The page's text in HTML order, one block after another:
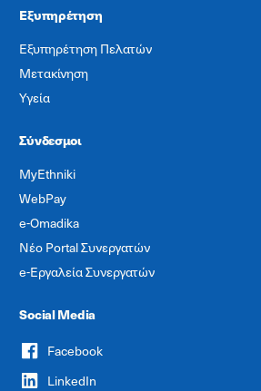
Εξυπηρέτηση
Εξυπηρέτηση Πελατών
Μετακίνηση
Υγεία
Σύνδεσμοι
MyEthniki
WebPay
e-Omadika
Νέο Portal Συνεργατών
e-Εργαλεία Συνεργατών
Social Media
Facebook
LinkedIn